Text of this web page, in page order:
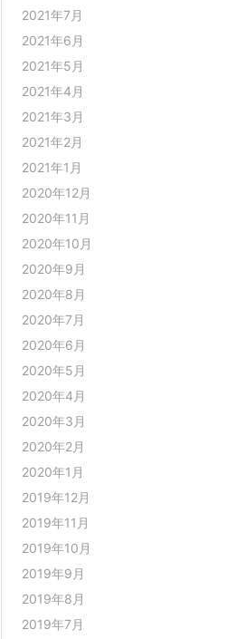
2021年7月
2021年6月
2021年5月
2021年4月
2021年3月
2021年2月
2021年1月
2020年12月
2020年11月
2020年10月
2020年9月
2020年8月
2020年7月
2020年6月
2020年5月
2020年4月
2020年3月
2020年2月
2020年1月
2019年12月
2019年11月
2019年10月
2019年9月
2019年8月
2019年7月